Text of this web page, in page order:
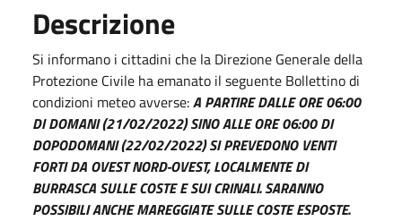
Descrizione
Si informano i cittadini che la Direzione Generale della
Protezione Civile ha emanato il seguente Bollettino di
condizioni meteo avverse:A PARTIRE DALLE ORE 06:00
DI DOMANI (21/02/2022) SINO ALLE ORE 06:00 DI
DOPODOMANI (22/02/2022) SI PREVEDONO VENTI
FORTI DA OVEST NORD-OVEST, LOCALMENTE DI
BURRASCA SULLE COSTE E SUI CRINALI. SARANNO
POSSIBILI ANCHE MAREGGIATE SULLE COSTE ESPOSTE.